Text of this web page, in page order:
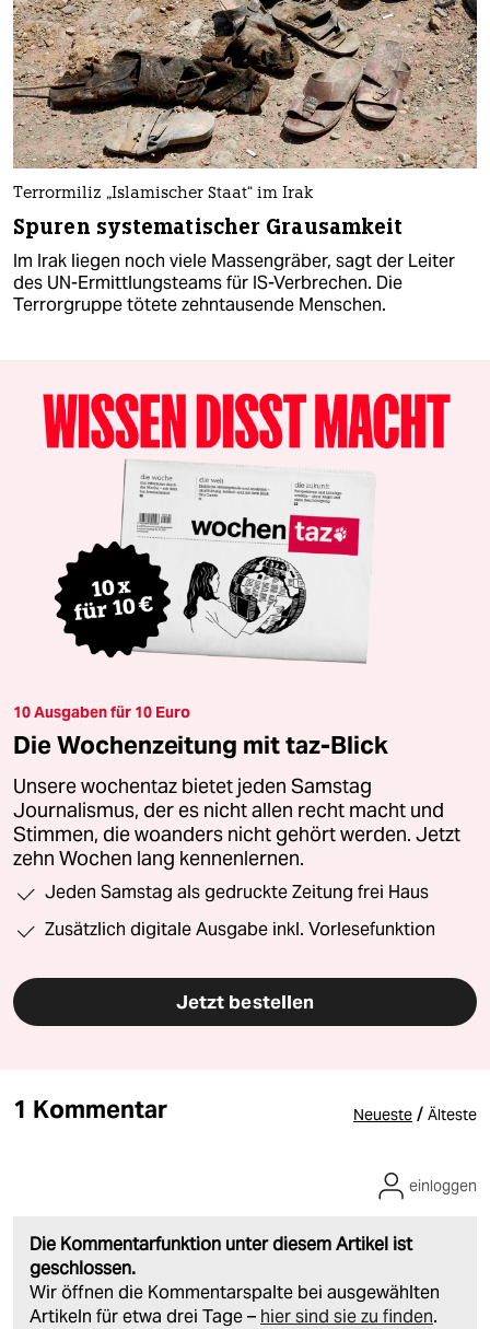
Terrormiliz „Islamischer Staat“ im Irak
Spuren systematischer Grausamkeit
Im Irak liegen noch viele Massengräber, sagt der Leiter
des UN-Ermittlungsteams für IS-Verbrechen. Die
Terrorgruppe tötete zehntausende Menschen.
10 Ausgaben für 10 Euro
Die Wochenzeitung mit taz-Blick
Unsere wochentaz bietet jeden Samstag
Journalismus, der es nicht allen recht macht und
Stimmen, die woanders nicht gehört werden. Jetzt
zehn Wochen lang kennenlernen.
Jeden Samstag als gedruckte Zeitung frei Haus
Zusätzlich digitale Ausgabe inkl. Vorlesefunktion
Jetzt bestellen
1 Kommentar Neueste / Älteste
Die Kommentarfunktion unter diesem Artikel ist
geschlossen.
Wir öffnen die Kommentarspalte bei ausgewählten
Artikeln für etwa drei Tage – hier sind sie zu finden.
einloggen